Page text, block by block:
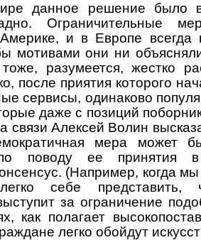
данное решение было
Ограничительные
и в Европе всегда
мотивами они ни
разумеется, жестко
после приятия которого
сервисы, одинаково
даже с позиций
связи Алексей Волин
мера может
поводу ее принятия
(Например, когда мы
себе представить,
за ограничение
как полагает
легко обойдут